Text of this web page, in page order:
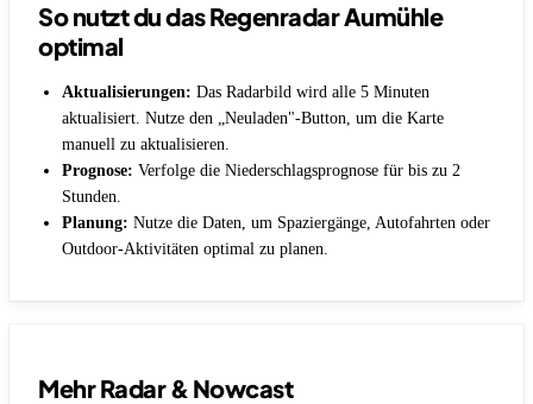
So nutzt du das Regenradar Aumühle
optimal
Aktualisierungen: Das Radarbild wird alle 5 Minuten
aktualisiert. Nutze den „Neuladen"-Button, um die Karte
manuell zu aktualisieren.
Prognose: Verfolge die Niederschlagsprognose für bis zu 2
Stunden.
Planung: Nutze die Daten, um Spaziergänge, Autofahrten oder
Outdoor-Aktivitäten optimal zu planen.
Mehr Radar & Nowcast